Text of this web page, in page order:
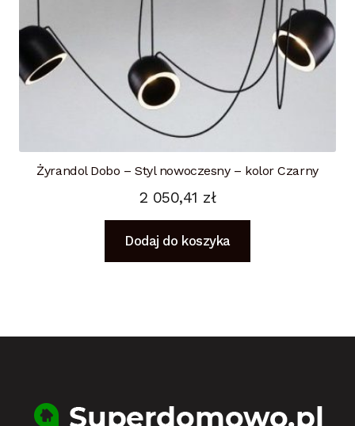
Żyrandol Dobo – Styl nowoczesny – kolor Czarny
2 050,41 zł
Dodaj do koszyka